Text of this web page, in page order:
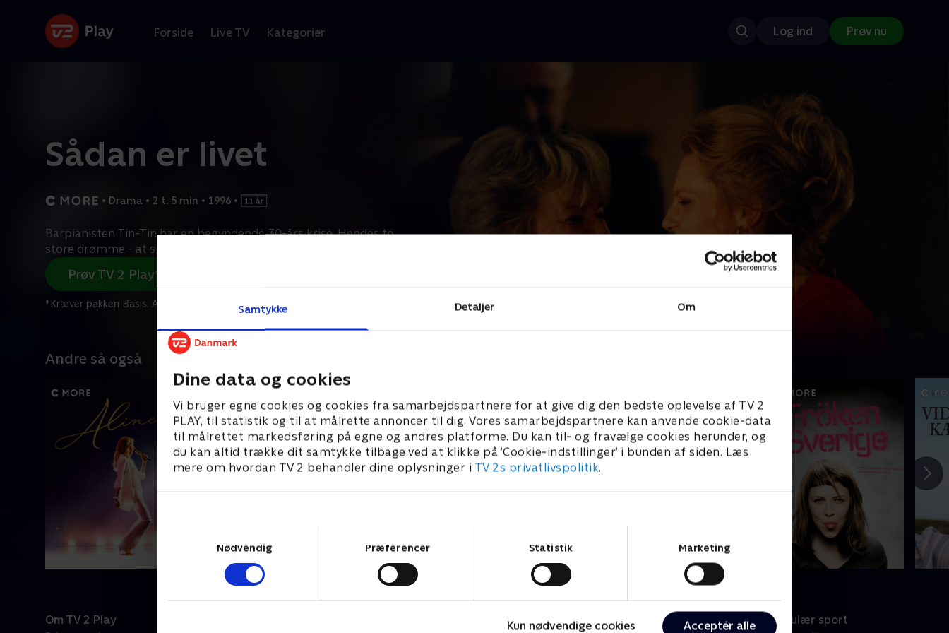
Samtykke Detaljer Om
Dine data og cookies
Vi bruger egne cookies og cookies fra samarbejdspartnere for at give dig den bedste oplevelse af TV 2
PLAY, til statistik og til at målrette annoncer til dig. Vores samarbejdspartnere kan anvende cookie-data
til målrettet markedsføring på egne og andres platforme. Du kan til- og fravælge cookies herunder, og
du kan altid trække dit samtykke tilbage ved at klikke på ’Cookie-indstillinger’ i bunden af siden. Læs
mere om hvordan TV 2 behandler dine oplysninger i TV 2s privatlivspolitik.
Nødvendig
Præferencer Statistik Marketing
Kun nødvendige cookies Acceptér alle
Forside Live TV Kategorier Log ind Prøv nu
Sådan er livet
• Drama • 2 t. 5 min • 1996 •
Barpianisten Tin-Tin har en begyndende 30-års krise. Hendes to
store drømme - at spille klaver i pianobaren på
Prøv TV 2 Play*
*Kræver pakken Basis. Administrer dit abonnement på Mit TV 2.
Andre så også
Om TV 2 Play Populært Sport Populær sport